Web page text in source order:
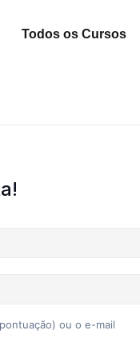
Todos os Cursos
ou o e-mail